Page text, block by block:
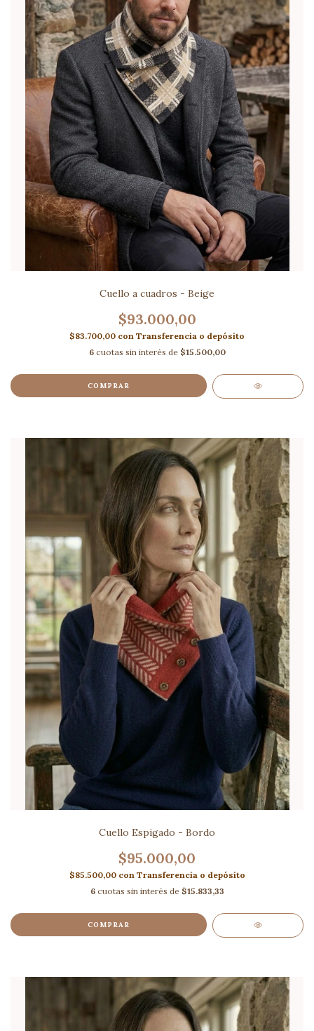
Cuello a cuadros - Beige
$93.000,00
$83.700,00 con Transferencia o depósito
6 cuotas sin interés de $15.500,00
COMPRAR
Cuello Espigado - Bordo
$95.000,00
$85.500,00 con Transferencia o depósito
6 cuotas sin interés de $15.833,33
COMPRAR